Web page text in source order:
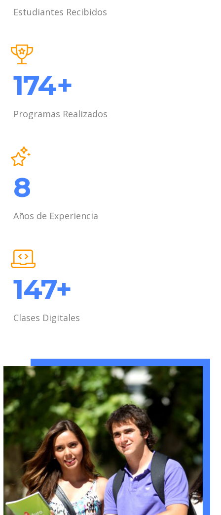
Estudiantes Recibidos
275+
Programas Realizados
12
Años de Experiencia
232+
Clases Digitales